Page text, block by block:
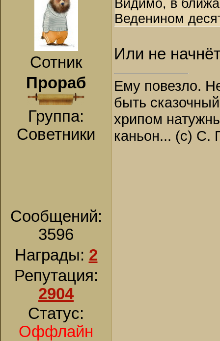
Сотник
Прораб
Группа:
Советники
Сообщений:
3596
Награды: 2
Репутация:
2904
Статус:
Оффлайн
Видимо, в
Веденином
Или не
Ему повезло.
быть
хрипом
каньон... (с) С.